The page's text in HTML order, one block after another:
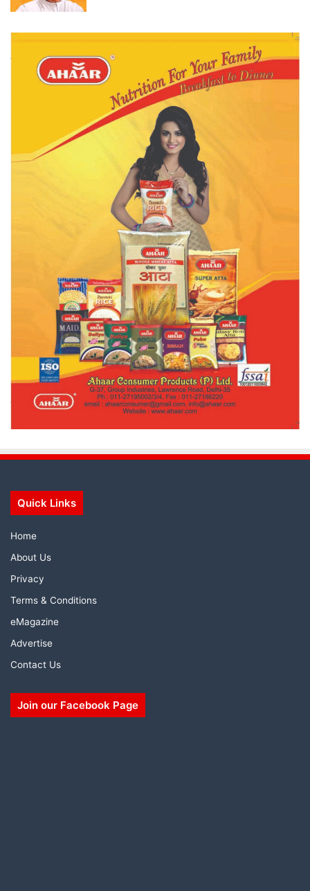
Quick Links
Home
About Us
Privacy
Terms & Conditions
eMagazine
Advertise
Contact Us
Join our Facebook Page